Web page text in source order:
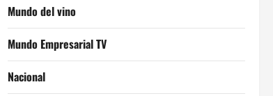
Mundo del vino
Mundo Empresarial TV
Nacional